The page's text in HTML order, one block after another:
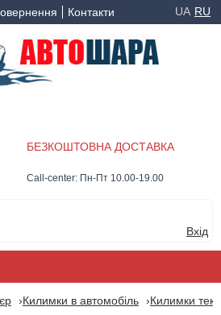
Контакти UA RU
БЕЗКОШТОВНА ДОСТАВКА
Call-center: Пн-Пт 10.00-19.00
Вхід
Килимки в автомобіль Килимки